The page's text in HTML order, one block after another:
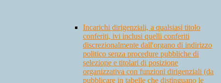
Incarichi dirigenziali, a qualsiasi titolo
conferiti, ivi inclusi quelli conferiti
discrezionalmente dall'organo di indirizzo
politico senza procedure pubbliche di
selezione e titolari di posizione
organizzativa con funzioni dirigenziali (da
pubblicare in tabelle che distinguano le